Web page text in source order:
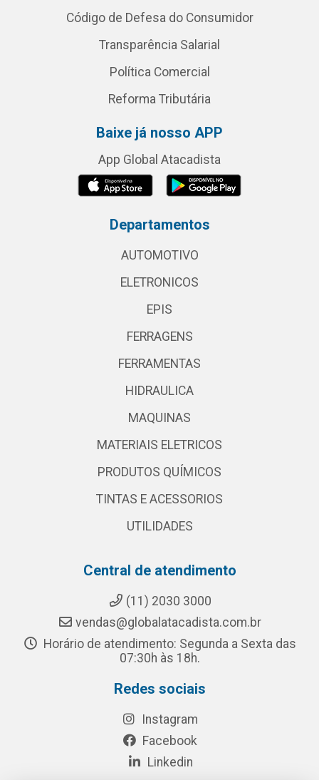
Código de Defesa do Consumidor
Transparência Salarial
Política Comercial
Reforma Tributária
Baixe já nosso APP
App Global Atacadista
Departamentos
AUTOMOTIVO
ELETRONICOS
EPIS
FERRAGENS
FERRAMENTAS
HIDRAULICA
MAQUINAS
MATERIAIS ELETRICOS
PRODUTOS QUÍMICOS
TINTAS E ACESSORIOS
UTILIDADES
Central de atendimento
(11) 2030 3000
vendas@globalatacadista.com.br
Horário de atendimento: Segunda a Sexta das
07:30h às 18h.
Redes sociais
Instagram
Facebook
Linkedin